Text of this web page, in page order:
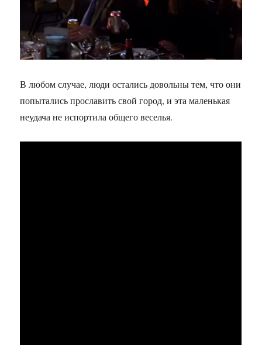
В любом случае, люди остались довольны тем, что они
попытались прославить свой город, и эта маленькая
неудача не испортила общего веселья.